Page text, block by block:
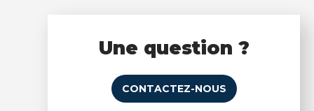
Une question ?
CONTACTEZ-NOUS